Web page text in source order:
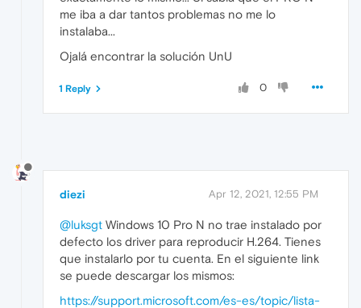
me iba a dar tantos problemas no me lo
instalaba...
Ojalá encontrar la solución UnU
0
1 Reply
diezi Apr 12, 2021, 12:55 PM
@luksgt Windows 10 Pro N no trae instalado por
defecto los driver para reproducir H.264. Tienes
que instalarlo por tu cuenta. En el siguiente link
se puede descargar los mismos:
https://support.microsoft.com/es-es/topic/lista-